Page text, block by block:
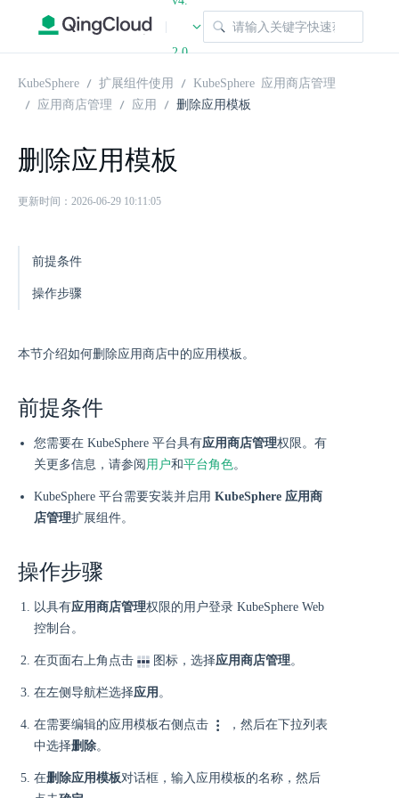
|
2.0
KubeSphere 扩展组件使用
KubeSphere 应用商店管理
应用商店管理
应用 删除应用模板
删除应用模板
更新时间：2026-06-29 10:11:05
前提条件
操作步骤
本节介绍如何删除应用商店中的应用模板。
前提条件
您需要在 KubeSphere 平台具有应用商店管理权限。有
关更多信息，请参阅 用户和平台角色。
KubeSphere 平台需要安装并启用 KubeSphere 应用商
店管理扩展组件。
操作步骤
以具有应用商店管理权限的用户登录 KubeSphere Web
控制台。
在页面右上角点击 图标，选择应用商店管理。
在左侧导航栏选择应用 。
在需要编辑的应用模板右侧点击
，然后在下拉列表
中选择删除。
在删除应用模板对话框，输入应用模板的名称，然后